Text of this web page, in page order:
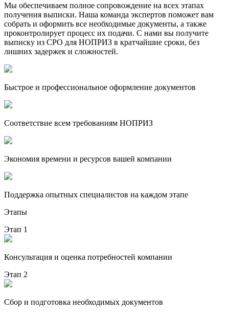
Мы обеспечиваем полное сопровождение на всех этапах
получения выписки. Наша команда экспертов поможет вам
собрать и оформить все необходимые документы, а также
проконтролирует процесс их подачи. С нами вы получите
выписку из СРО для НОПРИЗ в кратчайшие сроки, без
лишних задержек и сложностей.
Быстрое и профессиональное оформление документов
Соответствие всем требованиям НОПРИЗ
Экономия времени и ресурсов вашей компании
Поддержка опытных специалистов на каждом этапе
Этапы
Этап 1
Консультация и оценка потребностей компании
Этап 2
Сбор и подготовка необходимых документов